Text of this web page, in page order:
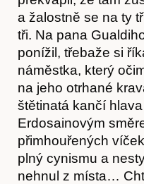
a žalostně se na ty
tři. Na pana
ponížil, třebaže si
náměstka, který
na jeho otrhané
štětinatá kančí
Erdosainovým
přimhouřených
plný cynismu a
nehnul z místa…